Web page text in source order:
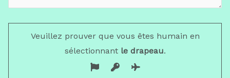
Veuillez prouver que vous êtes humain en
sélectionnantle drapeau.